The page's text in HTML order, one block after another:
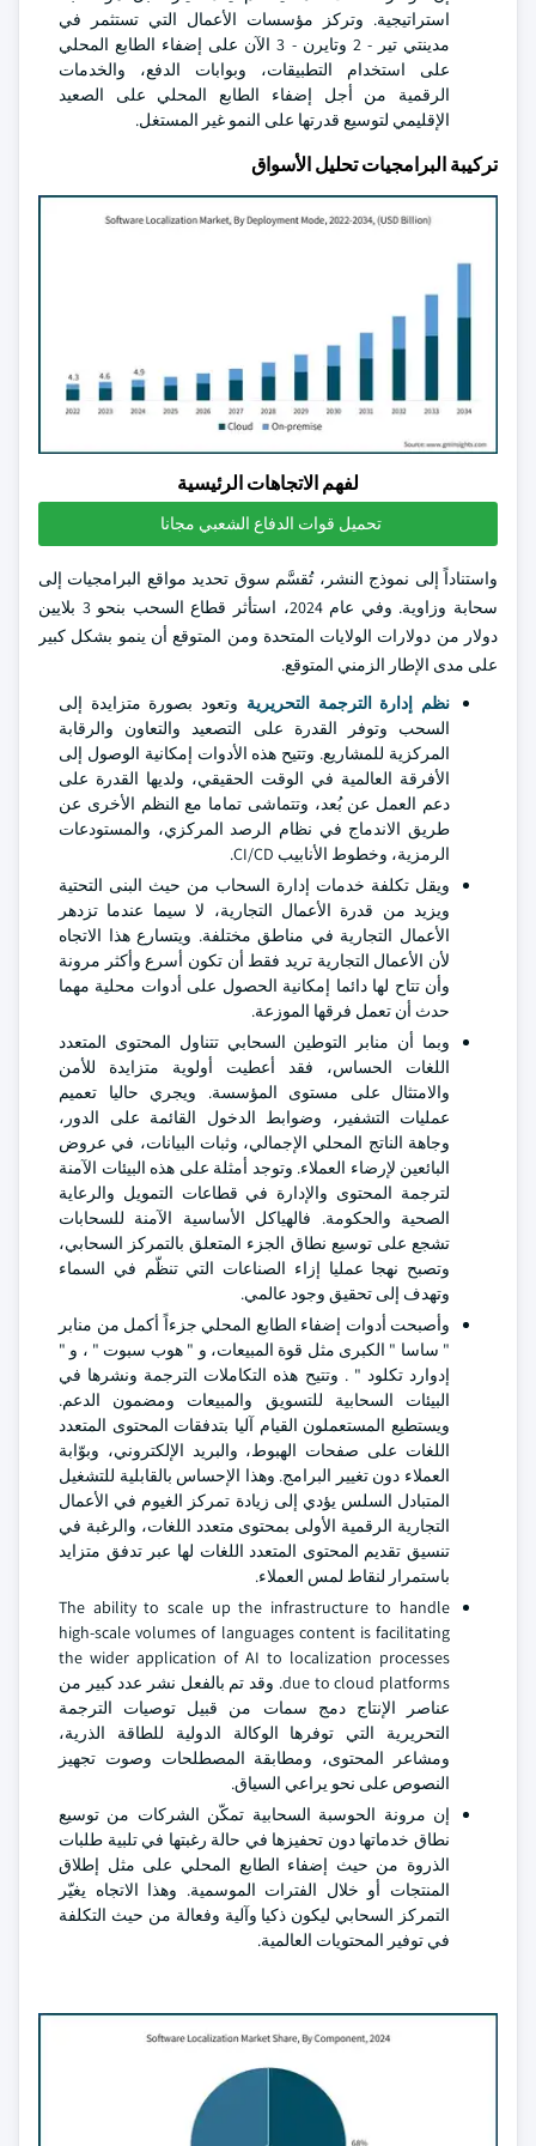
استراتيجية. وتركز مؤسسات الأعمال التي تستثمر في
مدينتي تير - 2 وتايرن - 3 الآن على إضفاء الطابع المحلي
على استخدام التطبيقات، وبوابات الدفع، والخدمات
الرقمية من أجل إضفاء الطابع المحلي على الصعيد
الإقليمي لتوسيع قدرتها على النمو غير المستغل.
تركيبة البرامجيات تحليل الأسواق
لفهم الاتجاهات الرئيسية
تحميل قوات الدفاع الشعبي مجانا
واستناداً إلى نموذج النشر، تُقسَّم سوق تحديد مواقع البرامجيات إلى
سحابة وزاوية. وفي عام 2024، استأثر قطاع السحب بنحو 3 بلايين
دولار من دولارات الولايات المتحدة ومن المتوقع أن ينمو بشكل كبير
على مدى الإطار الزمني المتوقع.
نظم إدارة الترجمة التحريرية وتعود بصورة متزايدة إلى
السحب وتوفر القدرة على التصعيد والتعاون والرقابة
المركزية للمشاريع. وتتيح هذه الأدوات إمكانية الوصول إلى
الأفرقة العالمية في الوقت الحقيقي، ولديها القدرة على
دعم العمل عن بُعد، وتتماشى تماما مع النظم الأخرى عن
طريق الاندماج في نظام الرصد المركزي، والمستودعات
الرمزية، وخطوط الأنابيب CI/CD.
ويقل تكلفة خدمات إدارة السحاب من حيث البنى التحتية
ويزيد من قدرة الأعمال التجارية، لا سيما عندما تزدهر
الأعمال التجارية في مناطق مختلفة. ويتسارع هذا الاتجاه
لأن الأعمال التجارية تريد فقط أن تكون أسرع وأكثر مرونة
وأن تتاح لها دائما إمكانية الحصول على أدوات محلية مهما
حدث أن تعمل فرقها الموزعة.
وبما أن منابر التوطين السحابي تتناول المحتوى المتعدد
اللغات الحساس، فقد أعطيت أولوية متزايدة للأمن
والامتثال على مستوى المؤسسة. ويجري حاليا تعميم
عمليات التشفير، وضوابط الدخول القائمة على الدور،
وجاهة الناتج المحلي الإجمالي، وثبات البيانات، في عروض
البائعين لإرضاء العملاء. وتوجد أمثلة على هذه البيئات الآمنة
لترجمة المحتوى والإدارة في قطاعات التمويل والرعاية
الصحية والحكومة. فالهياكل الأساسية الآمنة للسحابات
تشجع على توسيع نطاق الجزء المتعلق بالتمركز السحابي،
وتصبح نهجا عمليا إزاء الصناعات التي تنظّم في السماء
وتهدف إلى تحقيق وجود عالمي.
وأصبحت أدوات إضفاء الطابع المحلي جزءاً أكمل من منابر
" ساسا " الكبرى مثل قوة المبيعات، و " هوب سبوت " ، و "
إدوارد تكلود " . وتتيح هذه التكاملات الترجمة ونشرها في
البيئات السحابية للتسويق والمبيعات ومضمون الدعم.
ويستطيع المستعملون القيام آليا بتدفقات المحتوى المتعدد
اللغات على صفحات الهبوط، والبريد الإلكتروني، وبوّابة
العملاء دون تغيير البرامج. وهذا الإحساس بالقابلية للتشغيل
المتبادل السلس يؤدي إلى زيادة تمركز الغيوم في الأعمال
التجارية الرقمية الأولى بمحتوى متعدد اللغات، والرغبة في
تنسيق تقديم المحتوى المتعدد اللغات لها عبر تدفق متزايد
باستمرار لنقاط لمس العملاء.
The ability to scale up the infrastructure to handle
high-scale volumes of languages content is facilitating
the wider application of AI to localization processes
due to cloud platforms. وقد تم بالفعل نشر عدد كبير من
عناصر الإنتاج دمج سمات من قبيل توصيات الترجمة
التحريرية التي توفرها الوكالة الدولية للطاقة الذرية،
ومشاعر المحتوى، ومطابقة المصطلحات وصوت تجهيز
النصوص على نحو يراعي السياق.
إن مرونة الحوسبة السحابية تمكّن الشركات من توسيع
نطاق خدماتها دون تحفيزها في حالة رغبتها في تلبية طلبات
الذروة من حيث إضفاء الطابع المحلي على مثل إطلاق
المنتجات أو خلال الفترات الموسمية. وهذا الاتجاه يغيّر
التمركز السحابي ليكون ذكيا وآلية وفعالة من حيث التكلفة
في توفير المحتويات العالمية.